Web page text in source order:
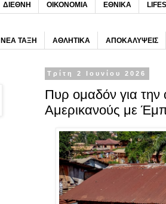
ΔΙΕΘΝΗ ΟΙΚΟΝΟΜΙΑ ΕΘΝΙΚΑ
ΝΕΑ ΤΑΞΗ ΑΘΛΗΤΙΚΑ ΑΠΟΚΑΛΥΨΕΙΣ
Τρίτη 2 Ιουνίου 2026
Πυρ ομαδόν για
Αμερικανούς με